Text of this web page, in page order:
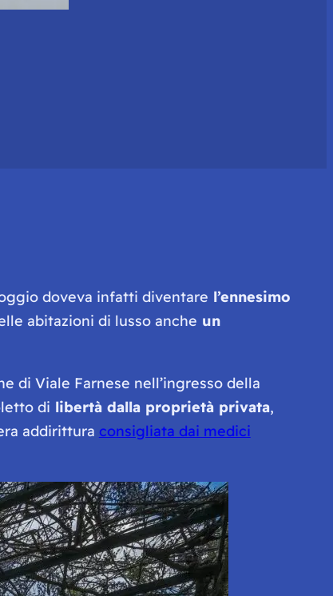
doveva infatti diventare l’ennesimo
abitazioni di lusso anche un
di Viale Farnese nell’ingresso della
di libertà dalla proprietà privata,
addirittura consigliata dai medici